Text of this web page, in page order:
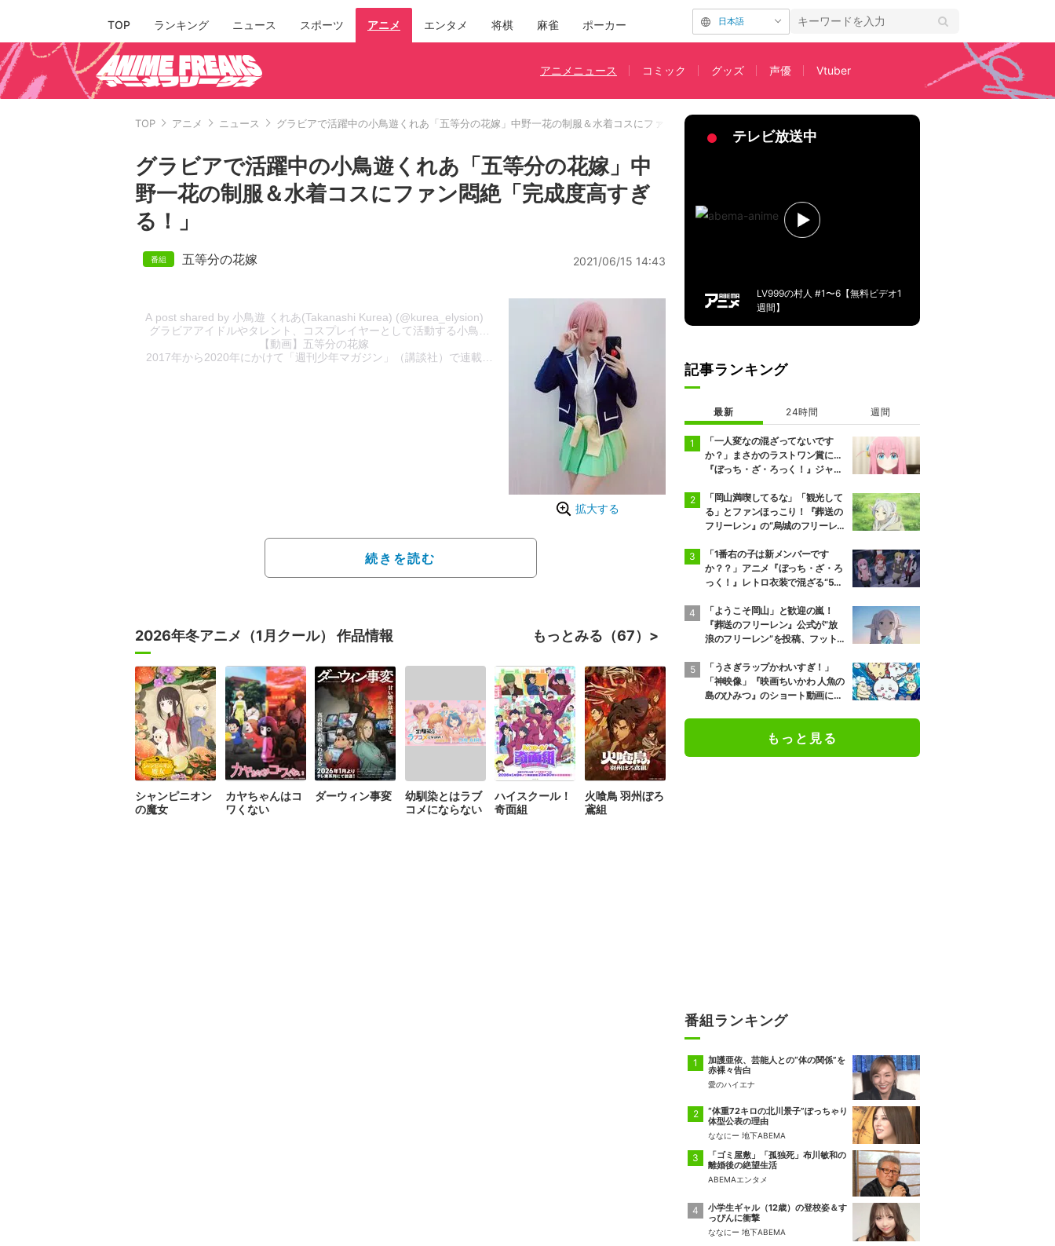
TOP ランキング ニュース スポーツ アニメ エンタメ 将棋 麻雀 ポーカー 日本語
アニメニュース コミック グッズ 声優 Vtuber
TOP アニメ ニュース グラビアで活躍中の小鳥遊くれあ「五等分の花嫁」中野一花の制服＆水着コスにファン悶絶「完成度高すぎる！」
グラビアで活躍中の小鳥遊くれあ「五等分の花嫁」中
野一花の制服＆水着コスにファン悶絶「完成度高すぎ
る！」
五等分の花嫁 2021/06/15 14:43
拡大する
A post shared by 小鳥遊 くれあ(Takanashi Kurea) (@kurea_elysion)
グラビアアイドルやタレント、コスプレイヤーとして活動する小鳥遊くれあが、6月14日に自身のInstagramを更新。人気漫画「五等分の花嫁」に登場する中野一花のコスプレを披露
【動画】五等分の花嫁
2017年から2020年にかけて「週刊少年マガジン」（講談社）で連載された春場ねぎ氏による漫画「五等分の花嫁」は、学年トップの秀才・上杉風太郎と中野家の五つ子姉妹との恋
続きを読む
2026年冬アニメ（1月クール） 作品情報 もっとみる（67）
シャンピニオン
の魔女
カヤちゃんはコ
ワくない
ダーウィン事変
幼馴染とはラブ
コメにならない
ハイスクール！
奇面組
火喰鳥 羽州ぼろ
鳶組
テレビ放送中
LV999の村人 #1〜6【無料ビデオ1
週間】
記事ランキング
最新 24時間 週間
「一人変なの混ざってないです
か？」まさかのラストワン賞に…
『ぼっち・ざ・ろっく！』ジャー
「岡山満喫してるな」「観光して
る」とファンほっこり！『葬送の
フリーレン』の“烏城のフリーレ
「1番右の子は新メンバーです
か？？」アニメ『ぼっち・ざ・ろ
っく！』レトロ衣装で混ざる“5人
「ようこそ岡山」と歓迎の嵐！
『葬送のフリーレン』公式が“放
浪のフリーレン”を投稿、フット
「うさぎラップかわいすぎ！」
「神映像」『映画ちいかわ 人魚の
島のひみつ』のショート動画に
もっと見る
番組ランキング
加護亜依、芸能人との“体の関係”を
赤裸々告白
愛のハイエナ
“体重72キロの北川景子”ぽっちゃり
体型公表の理由
ななにー 地下ABEMA
「ゴミ屋敷」「孤独死」布川敏和の
離婚後の絶望生活
ABEMAエンタメ
小学生ギャル（12歳）の登校姿＆す
っぴんに衝撃
ななにー 地下ABEMA